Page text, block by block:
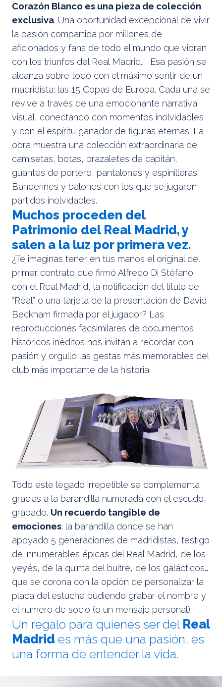
Corazón Blanco es una pieza de colección
exclusiva. Una oportunidad excepcional de vivir
la pasión compartida por millones de
aficionados y fans de todo el mundo que vibran
con los triunfos del Real Madrid. Esa pasión se
alcanza sobre todo con el máximo sentir de un
madridista: las 15 Copas de Europa. Cada una se
revive a través de una emocionante narrativa
visual, conectando con momentos inolvidables
y con el espíritu ganador de figuras eternas. La
obra muestra una colección extraordinaria de
camisetas, botas, brazaletes de capitán,
guantes de portero, pantalones y espinilleras.
Banderines y balones con los que se jugaron
partidos inolvidables.
Muchos proceden del
Patrimonio del Real Madrid, y
salen a la luz por primera vez.
¿Te imaginas tener en tus manos el original del
primer contrato que firmó Alfredo Di Stéfano
con el Real Madrid, la notificación del título de
“Real” o una tarjeta de la presentación de David
Beckham firmada por el jugador? Las
reproducciones facsimilares de documentos
históricos inéditos nos invitan a recordar con
pasión y orgullo las gestas más memorables del
club más importante de la historia.
Todo este legado irrepetible se complementa
gracias a la barandilla numerada con el escudo
grabado. Un recuerdo tangible de
emociones; la barandilla donde se han
apoyado 5 generaciones de madridistas, testigo
de innumerables épicas del Real Madrid, de los
yeyés, de la quinta del buitre, de los galácticos…
que se corona con la opción de personalizar la
placa del estuche pudiendo grabar el nombre y
el número de socio (o un mensaje personal).
Un regalo para quienes ser del Real
Madrid es más que una pasión, es
una forma de entender la vida.